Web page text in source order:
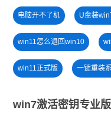
电脑开不了机 U盘装
win11怎么退回win10
win11正式版 一键重装
win7激活密钥专业